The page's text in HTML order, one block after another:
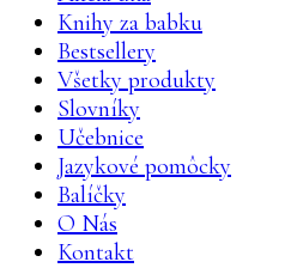
Knihy za babku
Bestsellery
Všetky produkty
Slovníky
Učebnice
Jazykové pomôcky
Balíčky
O Nás
Kontakt